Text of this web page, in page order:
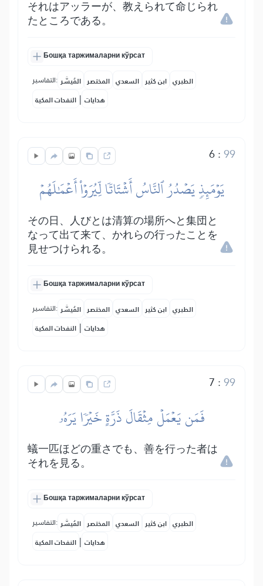
それはアッラーが、教えられて命じられ
たところである。
Бошқа таржималарни кўрсат
التفاسير: المُيسَّر المختصر السعدي ابن كثير الطبري
النفحات المكية | هدايات
6:99
يَوۡمَئِذٖ يَصۡدُرُ ٱلنَّاسُ أَشۡتَاتٗا لِّيُرَوۡاْ أَعۡمَٰلَهُمۡ
その日、人びとは清算の場所へと集団と
なって出て来て、かれらの行ったことを
見せつけられる。
Бошқа таржималарни кўрсат
التفاسير: المُيسَّر المختصر السعدي ابن كثير الطبري
النفحات المكية | هدايات
7 :99
فَمَن يَعۡمَلۡ مِثۡقَالَ ذَرَّةٍ خَيۡرٗا يَرَهُۥ
蟻一匹ほどの重さでも、善を行った者は
それを見る。
Бошқа таржималарни кўрсат
التفاسير: المُيسَّر المختصر السعدي ابن كثير الطبري
النفحات المكية | هدايات